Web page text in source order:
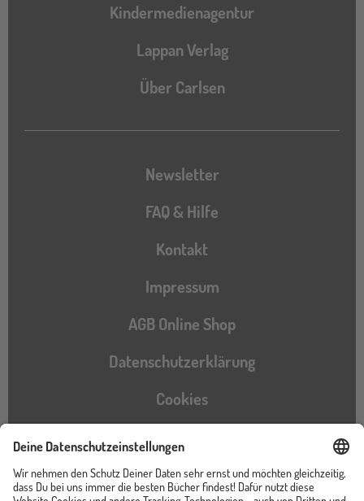
Kindermedienagentur
Lappan Verlag
Über Carlsen
Newsletter
FAQ & Hilfe
Kontakt
Impressum
AGB Online Shop
Datenschutzerklärung
Cookies
Barrierefreiheitserklärung